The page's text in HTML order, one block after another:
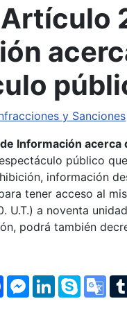
Artículo
y Sanciones
Información
público
información
tener acceso al
U.T.) a noventa
podrá también
Facebook
Messenger
LinkedInSkype
232: Entrega ilegal.